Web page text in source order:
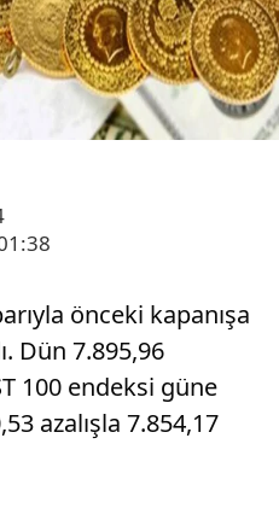
önceki kapanışa
Dün 7.895,96
100 endeksi güne
azalışla 7.854,17